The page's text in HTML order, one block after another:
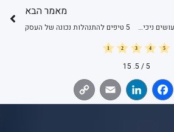
ממה כדאי להיזהר כאשר עושים ניכיון שיקים
מאמר הבא
5 טיפים להתנהלות נכונה של העסק
5
/ 5.
15
WhatsApp
Facebook
LinkedIn
Email
Link